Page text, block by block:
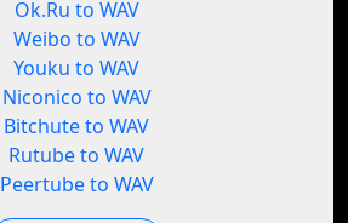
Ok.Ru to WAV
Weibo to WAV
Youku to WAV
Niconico to WAV
Bitchute to WAV
Rutube to WAV
Peertube to WAV